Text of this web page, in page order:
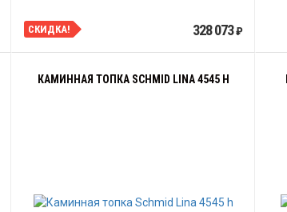
СКИДКА! 328 073₽
КАМИННАЯ ТОПКА SCHMID LINA 4545 H